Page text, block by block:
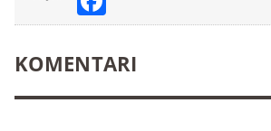
KOMENTARI